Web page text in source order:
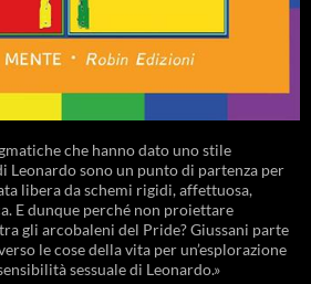
che hanno dato uno stile
sono un punto di partenza per
libera da schemi rigidi, affettuosa,
E dunque perché non proiettare
gli arcobaleni del Pride? Giussani parte
le cose della vita per un’esplorazione
sessuale di Leonardo.»